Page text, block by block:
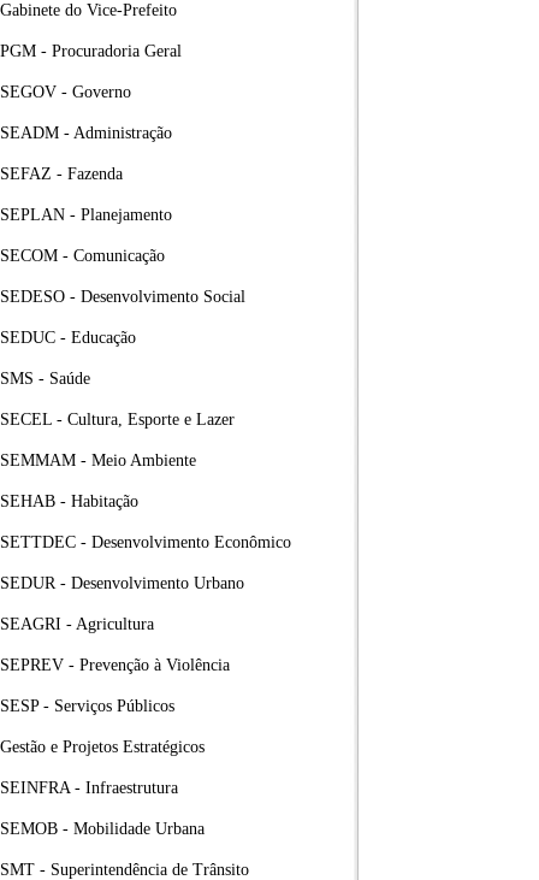
Gabinete do Vice-Prefeito
PGM - Procuradoria Geral
SEGOV - Governo
SEADM - Administração
SEFAZ - Fazenda
SEPLAN - Planejamento
SECOM - Comunicação
SEDESO - Desenvolvimento Social
SEDUC - Educação
SMS - Saúde
SECEL - Cultura, Esporte e Lazer
SEMMAM - Meio Ambiente
SEHAB - Habitação
SETTDEC - Desenvolvimento Econômico
SEDUR - Desenvolvimento Urbano
SEAGRI - Agricultura
SEPREV - Prevenção à Violência
SESP - Serviços Públicos
Gestão e Projetos Estratégicos
SEINFRA - Infraestrutura
SEMOB - Mobilidade Urbana
SMT - Superintendência de Trânsito